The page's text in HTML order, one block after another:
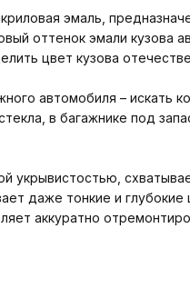
эмаль,
оттенок эмали кузова
цвет кузова
автомобиля – искать
в багажнике под
укрывистостью,
даже тонкие и
аккуратно